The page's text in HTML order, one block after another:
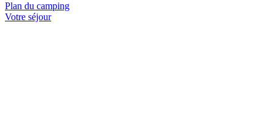
Plan du camping
Votre séjour